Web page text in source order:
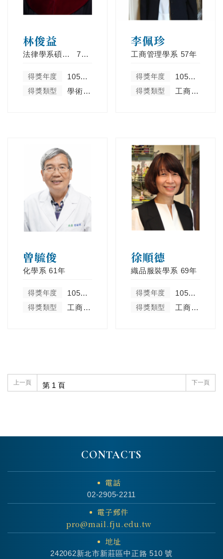
林俊益
法律學系碩士班 72年
得獎年度 105學年度
得獎類型 學術卓越類
李佩珍
工商管理學系 57年
得獎年度 105學年度
得獎類型 工商菁英類
曾毓俊
化學系 61年
得獎年度 105學年度
得獎類型 工商菁英類
徐順德
織品服裝學系 69年
得獎年度 105學年度
得獎類型 工商菁英類
上一頁 下一頁
CONTACTS
電話
02-2905-2211
電子郵件
pro@mail.fju.edu.tw
地址
242062新北市新莊區中正路 510 號